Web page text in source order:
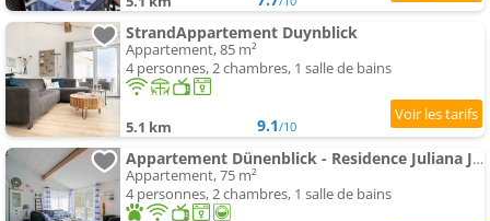
StrandAppartement Duynblick
Appartement, 85 m²
4 personnes, 2 chambres, 1 salle de bains
5.1 km 9.1/10
Appartement Dünenblick - Residence Juliana Julianadorp aan Zee
Appartement, 75 m²
4 personnes, 2 chambres, 1 salle de bains